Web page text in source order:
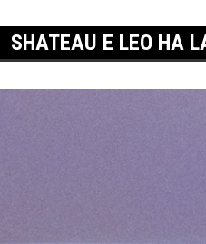
SHATEAU E LEO HA